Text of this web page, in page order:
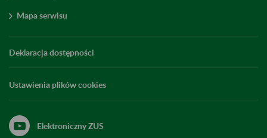
Mapa serwisu
Deklaracja dostępności
Ustawienia plików cookies
Elektroniczny ZUS